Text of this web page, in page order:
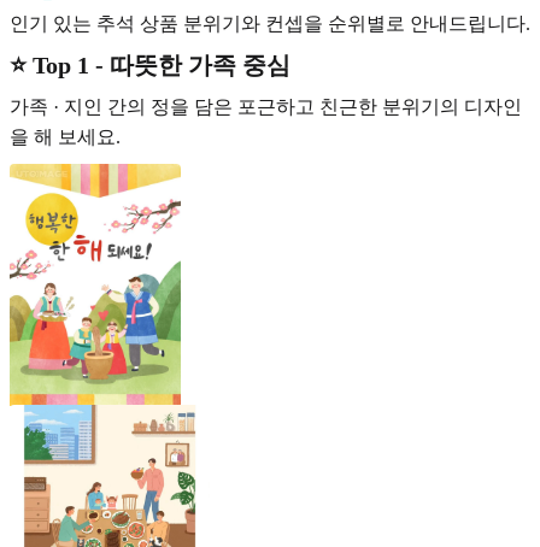
인기 있는 추석 상품 분위기와 컨셉을 순위별로 안내드립니다.
⭐️ Top 1 - 따뜻한 가족 중심
가족 · 지인 간의 정을 담은 포근하고 친근한 분위기의 디자인
을 해 보세요.